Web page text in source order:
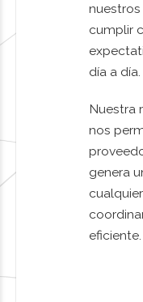
cumplir
día a día.
Nuestra
nos
genera
eficiente.